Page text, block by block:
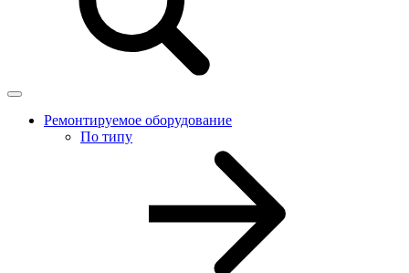
Ремонтируемое оборудование
По типу